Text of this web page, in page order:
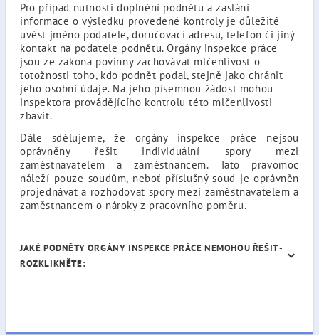
Pro případ nutnosti doplnění podnětu a zaslání
informace o výsledku provedené kontroly je důležité
uvést jméno podatele, doručovací adresu, telefon či jiný
kontakt na podatele podnětu. Orgány inspekce práce
jsou ze zákona povinny zachovávat mlčenlivost o
totožnosti toho, kdo podnět podal, stejně jako chránit
jeho osobní údaje. Na jeho písemnou žádost mohou
inspektora provádějícího kontrolu této mlčenlivosti
zbavit.
Dále sdělujeme, že orgány inspekce práce nejsou
oprávněny řešit individuální spory mezi
zaměstnavatelem a zaměstnancem. Tato pravomoc
náleží pouze soudům, neboť příslušný soud je oprávněn
projednávat a rozhodovat spory mezi zaměstnavatelem a
zaměstnancem o nároky z pracovního poměru.
JAKÉ PODNĚTY ORGÁNY INSPEKCE PRÁCE NEMOHOU ŘEŠIT -
ROZKLIKNĚTE: